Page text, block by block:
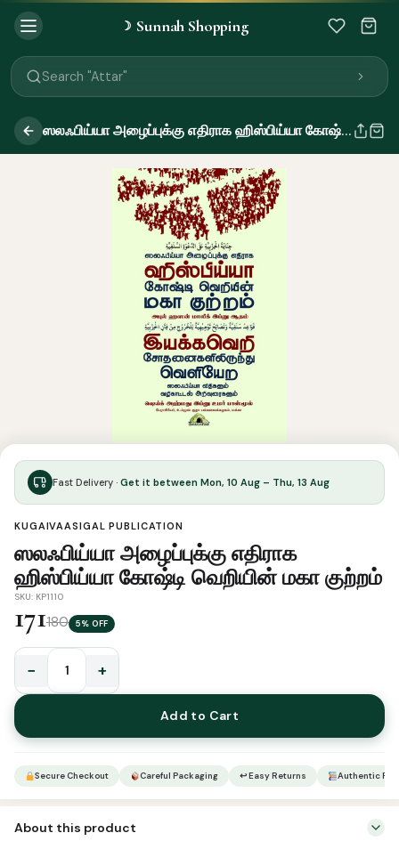
☽ Sunnah Shopping
Search "Miswak"
Search "Attar"
Search "Islamic Books"
Search "Prayer Mat"
Search "Kids Flash Cards"
Search "Tamil Islamic Books"
ஸலஃபிய்யா அழைப்புக்கு எதிராக ஹிஸ்பிய்யா கோஷ்டி வெறியின் மகா குற்றம்
Fast Delivery · Get it between Mon, 10 Aug – Thu, 13 Aug
KUGAIVAASIGAL PUBLICATION
ஸலஃபிய்யா அழைப்புக்கு எதிராக
ஹிஸ்பிய்யா கோஷ்டி வெறியின் மகா குற்றம்
SKU: KP1110
171180 5% OFF
ஸலஃபிய்யா
அழைப்புக்கு
எதிராக
ஹிஸ்பிய்யா
வெறியின்
குற்றம்
− +
Add to Cart
Secure Checkout Careful Packaging ↩ Easy Returns Authentic
About this product